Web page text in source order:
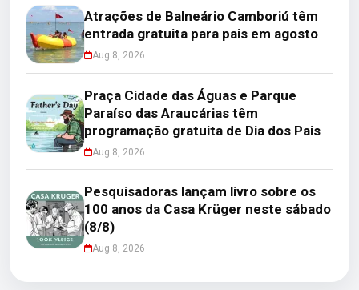
Atrações de Balneário Camboriú têm
entrada gratuita para pais em agosto
Aug 8, 2026
Praça Cidade das Águas e Parque
Paraíso das Araucárias têm
programação gratuita de Dia dos Pais
Aug 8, 2026
Pesquisadoras lançam livro sobre os
100 anos da Casa Krüger neste sábado
(8/8)
Aug 8, 2026